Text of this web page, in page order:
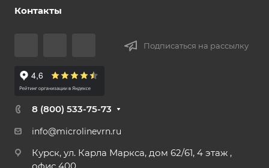
Контакты
Подписаться на рассылку
8 (800) 533-75-73
info@microlinevrn.ru
Курск, ул. Карла Маркса, дом 62/61, 4 этаж ,